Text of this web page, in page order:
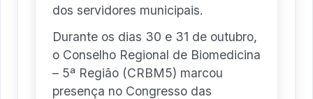
dos servidores municipais.
Durante os dias 30 e 31 de outubro,
o Conselho Regional de Biomedicina
– 5ª Região (CRBM5) marcou
presença no Congresso das